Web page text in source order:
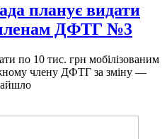
планує видати
ДФТГ №3
по 10 тис. грн мобілізованим
члену ДФТГ за зміну —